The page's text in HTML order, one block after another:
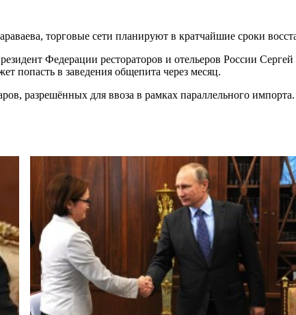
торговые сети планируют в кратчайшие сроки
Федерации рестораторов и отельеров России
попасть в заведения общепита через месяц.
разрешённых для ввоза в рамках параллельного импорта.